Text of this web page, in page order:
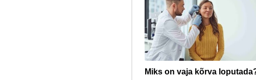
Miks on vaja kõrva